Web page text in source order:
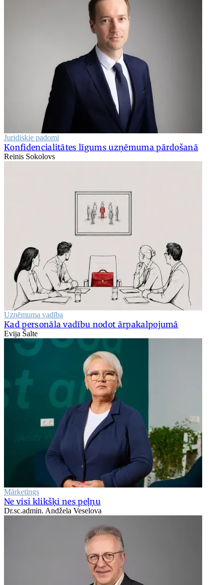
Juridiskie padomi
Konfidencialitātes līgums uzņēmuma pārdošanā
Reinis Sokolovs
Uzņēmuma vadība
Kad personāla vadību nodot ārpakalpojumā
Evija Šalte
Mārketings
Ne visi klikšķi nes peļņu
Dr.sc.admin. Andžela Veselova